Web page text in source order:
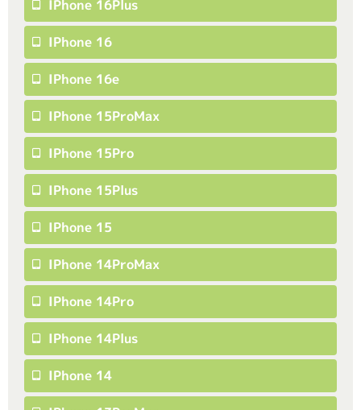
IPhone 16Plus
IPhone 16
IPhone 16e
IPhone 15ProMax
IPhone 15Pro
IPhone 15Plus
IPhone 15
IPhone 14ProMax
IPhone 14Pro
IPhone 14Plus
IPhone 14